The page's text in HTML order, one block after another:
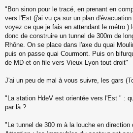
s
g
e
n
o
n
u
"Bon sinon pour le tracé, en prenant en
vers l'Est (j'ai vu ça sur un plan
voyez ce que je fais en attendant le métro )
donc de construire un tunnel de 300m de
Rhône. On se place dans l'axe du quai
puis on passe quai Courmont. Puis on
de MD et on file vers Vieux Lyon tout droit"
J'ai un peu de mal à vous suivre, les gars
"La station HdeV est orientée vers l'Est " :
par là ?
"Le tunnel de 300 m à la louche en direction